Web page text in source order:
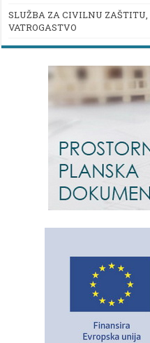
SLUŽBA ZA CIVILNU ZAŠTITU,
VATROGASTVO